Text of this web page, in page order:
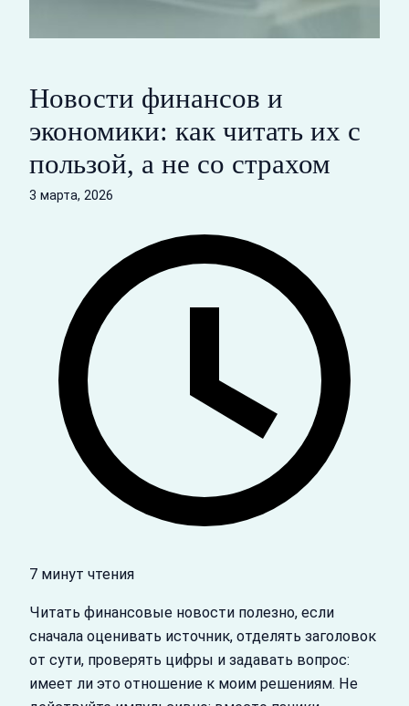
Новости финансов и
экономики: как читать их с
пользой, а не со страхом
3 марта, 2026
7 минут чтения
Читать финансовые новости полезно, если
сначала оценивать источник, отделять заголовок
от сути, проверять цифры и задавать вопрос:
имеет ли это отношение к моим решениям. Не